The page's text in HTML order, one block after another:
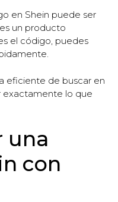
en Shein puede ser
un producto
el código, puedes
eficiente de buscar en
exactamente lo que
una
con